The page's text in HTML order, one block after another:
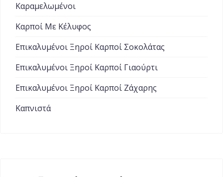
Καραμελωμένοι
Καρποί Με Κέλυφος
Επικαλυμένοι Ξηροί Καρποί Σοκολάτας
Επικαλυμένοι Ξηροί Καρποί Γιαούρτι
Επικαλυμένοι Ξηροί Καρποί Ζάχαρης
Καπνιστά